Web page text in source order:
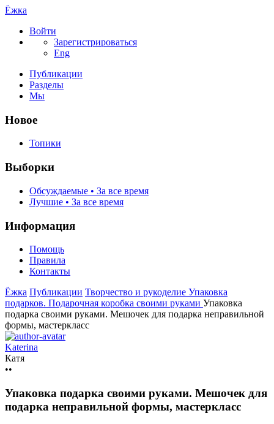
Ёжка
Войти
Зарегистрироваться
Eng
Публикации
Разделы
Мы
Новое
Топики
Выборки
Обсуждаемые • За все время
Лучшие • За все время
Информация
Помощь
Правила
Контакты
Ёжка Публикации Творчество и рукоделие Упаковка
подарков. Подарочная коробка своими руками Упаковка
подарка своими руками. Мешочек для подарка неправильной
формы, мастеркласс
Katerina
Катя
••
Упаковка подарка своими руками. Мешочек для
подарка неправильной формы, мастеркласс